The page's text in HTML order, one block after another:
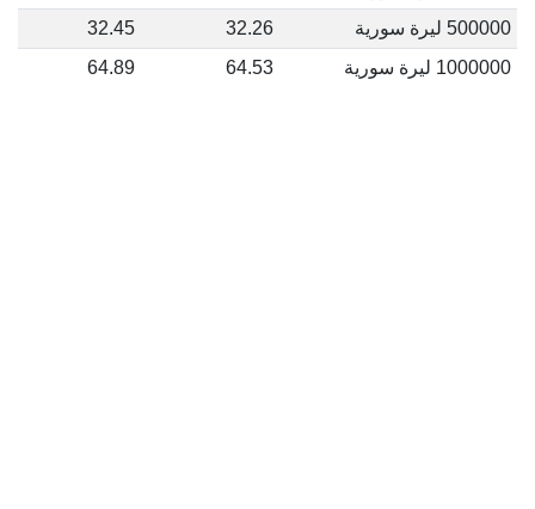
500000 ليرة سورية
32.26
32.45
1000000 ليرة سورية
64.53
64.89